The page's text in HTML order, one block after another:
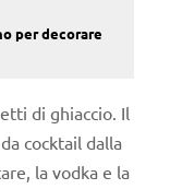
per decorare
di ghiaccio. Il
cocktail dalla
la vodka e la